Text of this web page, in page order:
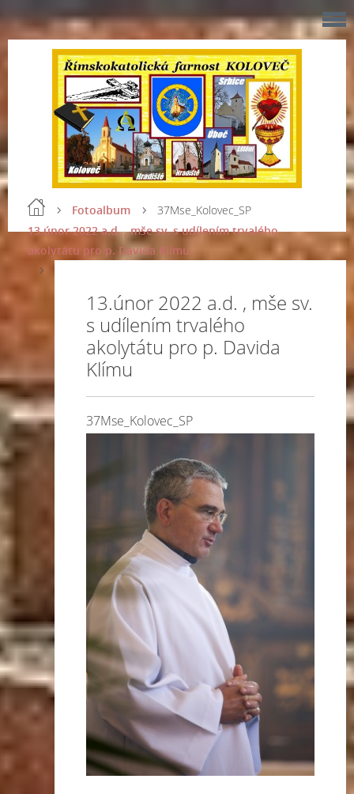
Fotoalbum
13.únor 2022 a.d. , mše sv. s udílením trvalého
akolytátu pro p. Davida Klímu
37Mse_Kolovec_SP
13.únor 2022 a.d. , mše sv.
s udílením trvalého
akolytátu pro p. Davida
Klímu
37Mse_Kolovec_SP